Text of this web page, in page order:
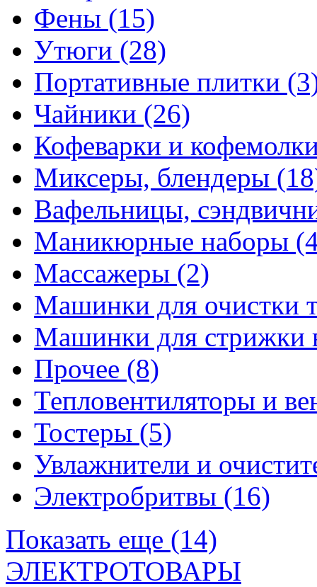
Фены (15)
Утюги (28)
Портативные плитки
Чайники (26)
Кофеварки и
Миксеры, блендеры
Вафельницы,
Маникюрные наборы
Массажеры (2)
Машинки для очистки
Машинки для стрижки
Прочее (8)
Тепловентиляторы и
Тостеры (5)
Увлажнители и
Электробритвы (16)
Показать еще (14)
ЭЛЕКТРОТОВАРЫ